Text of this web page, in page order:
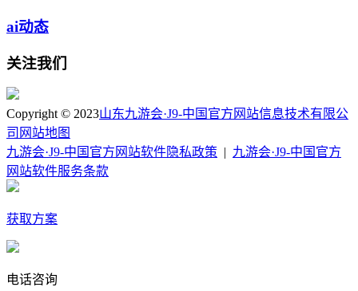
ai动态
关注我们
Copyright © 2023山东九游会·J9-中国官方网站信息技术有限公
司 网站地图
九游会·J9-中国官方网站软件隐私政策
九游会·J9-中国官方
网站软件服务条款
获取方案
电话咨询